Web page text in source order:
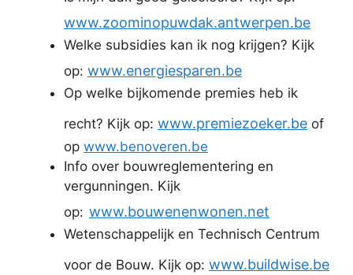
www.zoominopuwdak.antwerpen.be
Welke subsidies kan ik nog krijgen? Kijk
op: www.energiesparen.be
Op welke bijkomende premies heb ik
recht? Kijk op: www.premiezoeker.be of
op www.benoveren.be
Info over bouwreglementering en
vergunningen. Kijk
op: www.bouwenenwonen.net
Wetenschappelijk en Technisch Centrum
voor de Bouw. Kijk op: www.buildwise.be